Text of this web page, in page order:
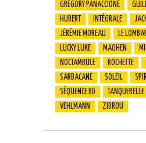
GRÉGORY PANACCIONE
HUBERT
INTÉGRALE
JÉRÉMIE MOREAU
LE
LUCKY LUKE
MAGHEN
NOCTAMBULE
ROCHETTE
SARBACANE
SOLEIL
SÉQUENCE BD
TANQUERELLE
VEHLMANN
ZIDROU